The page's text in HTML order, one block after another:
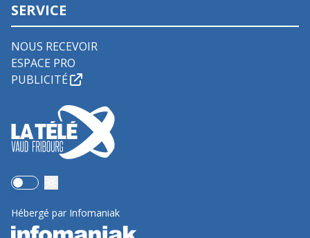
SERVICE
NOUS RECEVOIR
ESPACE PRO
PUBLICITÉ
Use setting
Hébergé par Infomaniak